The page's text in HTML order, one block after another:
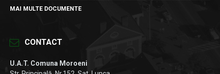
MAI MULTE DOCUMENTE
CONTACT
U.A.T. Comuna Moroeni